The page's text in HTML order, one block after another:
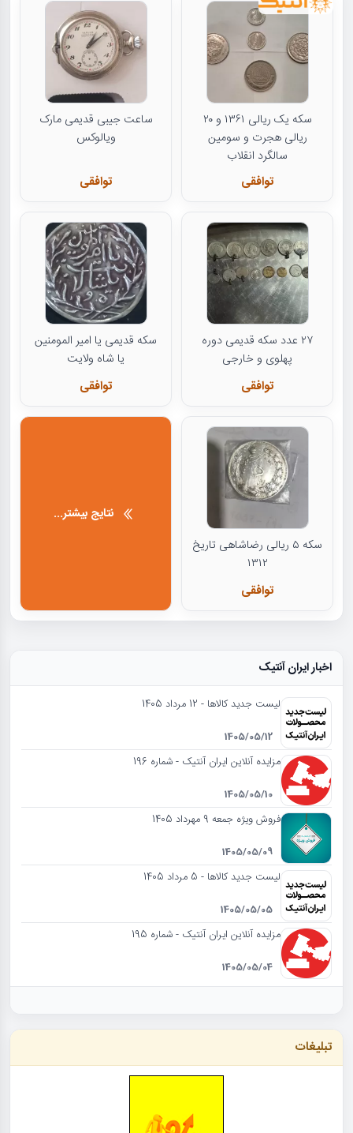
سکه یک ریالی ۱۳۶۱ و ۲۰
ریالی هجرت و سومین
سالگرد انقلاب
توافقی
ساعت جیبی قدیمی مارک
ویالوکس
توافقی
۲۷ عدد سکه قدیمی دوره
پهلوی و خارجی
توافقی
سکه قدیمی یا امیر المومنین
یا شاه ولایت
توافقی
سکه ۵ ریالی رضاشاهی تاریخ
۱۳۱۲
توافقی
نتایج بیشتر...
اخبار ایران آنتیک
لیست جدید کالاها - 12 مرداد 1405
1405/05/12
مزایده آنلاین ایران آنتیک - شماره 196
1405/05/10
فروش ویژه جمعه 9 مهرداد 1405
1405/05/09
لیست جدید کالاها - 5 مرداد 1405
1405/05/05
مزایده آنلاین ایران آنتیک - شماره 195
1405/05/04
تبلیغات